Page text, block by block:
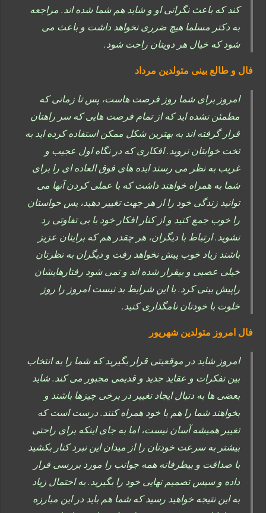
کند که باعث نگرانی او و شاید هم شما شده اند. مراجعه
به دکتر مسلما هیچ ضرری نخواهد داشت و باعث می
شود که خیال هر دویتان راحت شود.
فال و طالع بینی متولدین مرداد
امروز برای شما روز فرصت هاست، پس تا زمانی که
مطمئن نشده اید که از تمام فرصت هایی که سر راهتان
قرار گرفته اند به بهترین شکل ممکن استفاده کرده اید به
تخت خوابتان نروید. افکاری که در نگاه اول عجیب و
غریب به نظر می رسند ایده های فوق العاده ای را برای
شما به همراه خواهند داشت که با عملی کردن آنها می
توانید زندگی خود را از هر جهت تغییر دهید، پس حواستان
را خوب جمع کنید و از کنار افکار خود با بی تفاوتی رد
نشوید. ارتباط با دیگران، هر چقدر هم که برایتان عزیز
باشند زیاد خوب پیش نخواهد رفت و دیگران به نظرتان
خیلی عصبی و بیقرار شده اند و نمی شود رفتارهایشان
راپیش بینی کرد. با این شرایط بد نیست امروز را روز
خلوت با خودتان نامگذاری کنید.
فال امروز متولدین شهریور
امروز شاید در موقعیتی قرار بگیرید که شما را به انتخاب
بین تفکرات و عقاید جدید و قدیمی مجبور می کند. شاید
بعضی ها به دنبال ایجاد تغییر در برخی چیزها باشند و
بخواهند شما را هم با خود همراه کنند. درست است که
تغییر همیشه آسان نیست، اما به جای اینکه برای راحتی
بیشتر به سرعت خودتان را از میدان این نبرد کنار بکشید
با صداقت و بیطرفانه همه جوانب را مورد بررسی قرار
داده و سپس تصمیم نهایی خود را بگیرید. به احتمال زیاد
به این نتیجه خواهید رسید که شما هم باید در این مبارزه